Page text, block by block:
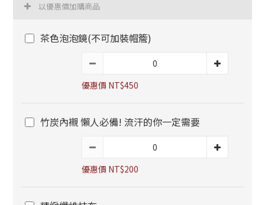
以優惠價加購商品
茶色泡泡鏡(不可加裝帽簷)
優惠價 NT$450
竹炭內襯 懶人必備! 流汗的你一定需要
優惠價 NT$200